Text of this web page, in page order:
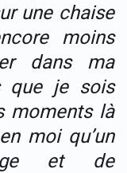
une chaise
moins
dans ma
que je sois
moments là
moi qu’un
et de